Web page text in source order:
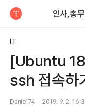
인사,총
IT
[Ubuntu
ssh 접속하
Daniel74 2019. 9. 2.